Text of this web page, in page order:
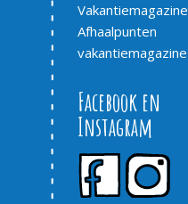
Vakantiemagazine
Afhaalpunten
vakantiemagazine
Facebook en
Instagram